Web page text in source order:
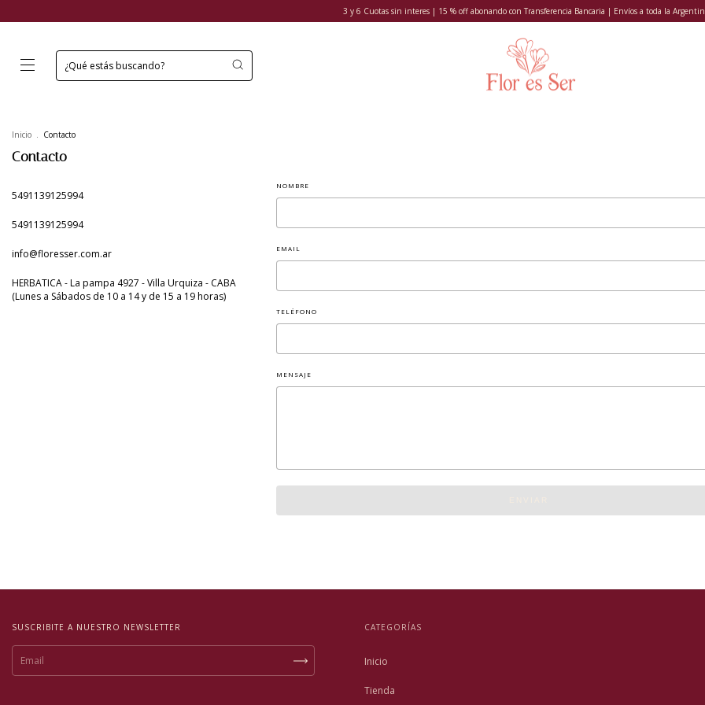
3 y 6 Cuotas sin interes | 15 % off abonando con Transferencia Bancaria | Envíos a toda la
Inicio . Contacto
Contacto
5491139125994
5491139125994
info@floresser.com.ar
HERBATICA - La pampa 4927 - Villa Urquiza - CABA
(Lunes a Sábados de 10 a 14 y de 15 a 19 horas)
NOMBRE
EMAIL
TELÉFONO
MENSAJE
SUSCRIBITE A NUESTRO NEWSLETTER CATEGORÍAS
Inicio
Tienda